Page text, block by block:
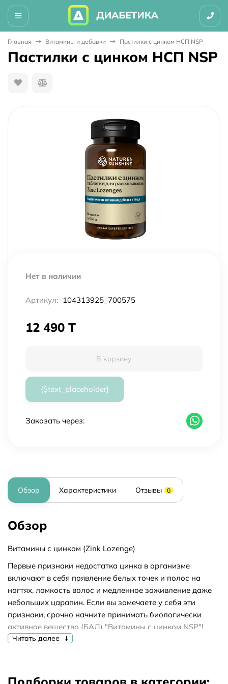
Главная Витамины и добавки Пастилки с цинком НСП NSP
Пастилки с цинком НСП NSP
Нет в наличии
Артикул: 104313925_700575
12 490 T
В корзину
{$text_placeholder}
Заказать через:
Обзор Характеристики Отзывы 0
Обзор
Витамины с цинком (Zink Lozenge)
Первые признаки недостатка цинка в организме
включают в себя появление белых точек и полос на
ногтях, ломкость волос и медленное заживление даже
небольших царапин. Если вы замечаете у себя эти
признаки, срочно начните принимать биологически
активное вещество (БАД) "Витамины с цинком NSP"!
Пастилки с цинком NSP рекомендуются для:
липидный обмен, ускорение выведения холестерина и
Читать далее